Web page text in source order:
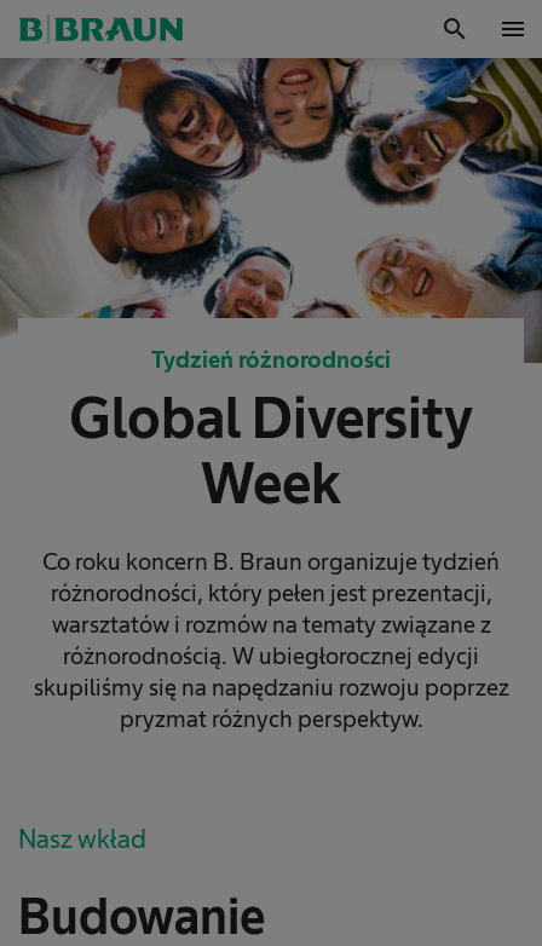
search menu
Tydzień różnorodności
Global Diversity
Week
Co roku koncern B. Braun organizuje tydzień
różnorodności, który pełen jest prezentacji,
warsztatów i rozmów na tematy związane z
różnorodnością. W ubiegłorocznej edycji
skupiliśmy się na napędzaniu rozwoju poprzez
pryzmat różnych perspektyw.
Nasz wkład
Budowanie